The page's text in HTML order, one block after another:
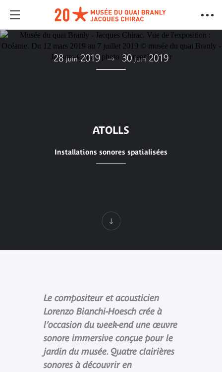
28juin 2019 30juin 2019
ATOLLS
Installations sonores spatialisées
Le compositeur et acousticien
Lorenzo Bianchi-Hoesch crée à
l’occasion du week-end une œuvre
sonore immersive conçue pour le
jardin du musée. Quatre clairières
sonores à découvrir en